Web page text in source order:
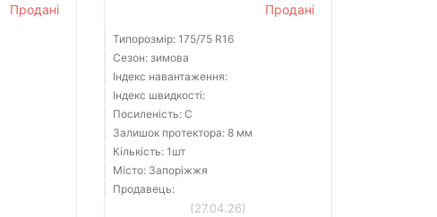
Продані Продані
Типорозмір: 175/75 R16
Сезон: зимова
Індекс навантаження:
Індекс швидкості:
Посиленість: C
Залишок протектора: 8 мм
Кількість: 1шт
Місто: Запоріжжя
Продавець:
(27.04.26)